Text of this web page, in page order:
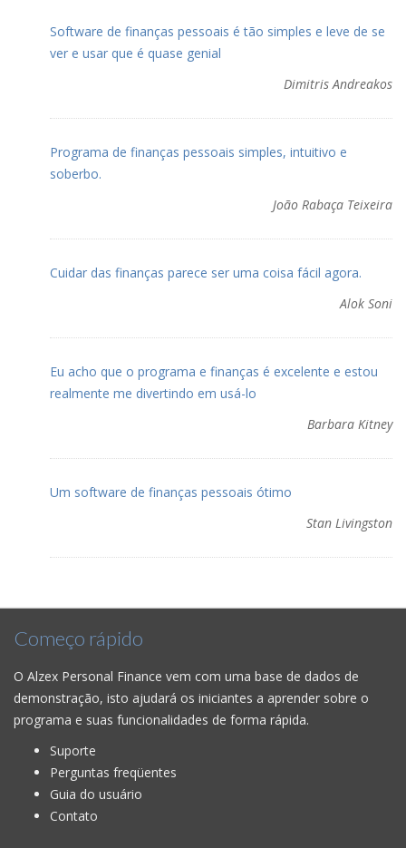
Software de finanças pessoais é tão simples e leve de se
ver e usar que é quase genial
Dimitris Andreakos
Programa de finanças pessoais simples, intuitivo e
soberbo.
João Rabaça Teixeira
Cuidar das finanças parece ser uma coisa fácil agora.
Alok Soni
Eu acho que o programa e finanças é excelente e estou
realmente me divertindo em usá-lo
Barbara Kitney
Um software de finanças pessoais ótimo
Stan Livingston
Começo rápido
O Alzex Personal Finance vem com uma base de dados de
demonstração, isto ajudará os iniciantes a aprender sobre o
programa e suas funcionalidades de forma rápida.
Suporte
Perguntas freqüentes
Guia do usuário
Contato